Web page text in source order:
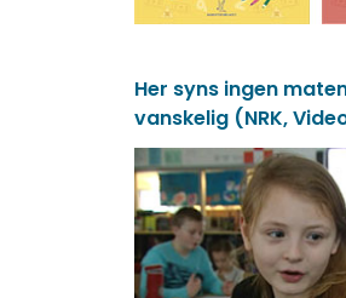
Her syns ingen
vanskelig (NRK,